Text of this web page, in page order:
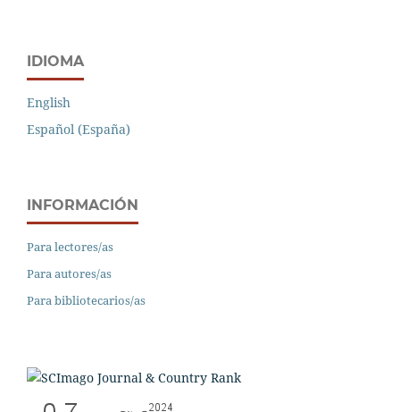
IDIOMA
English
Español (España)
INFORMACIÓN
Para lectores/as
Para autores/as
Para bibliotecarios/as